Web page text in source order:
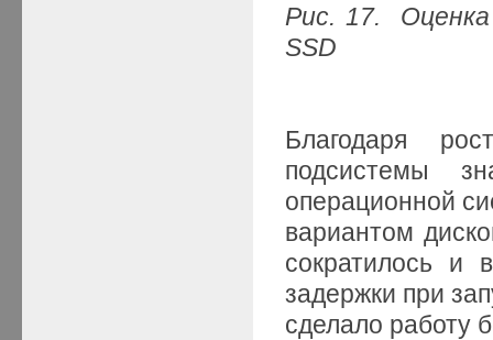
Рис. 17. Оценка
SSD
Благодаря
подсистемы
операционной
вариантом
сократилось и
задержки при
сделало работу